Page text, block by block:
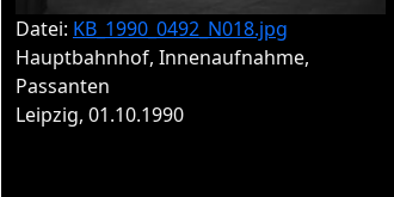
Datei: KB_1990_0492_N018.jpg
Hauptbahnhof, Innenaufnahme,
Passanten
Leipzig, 01.10.1990